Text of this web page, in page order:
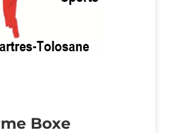
Boxe